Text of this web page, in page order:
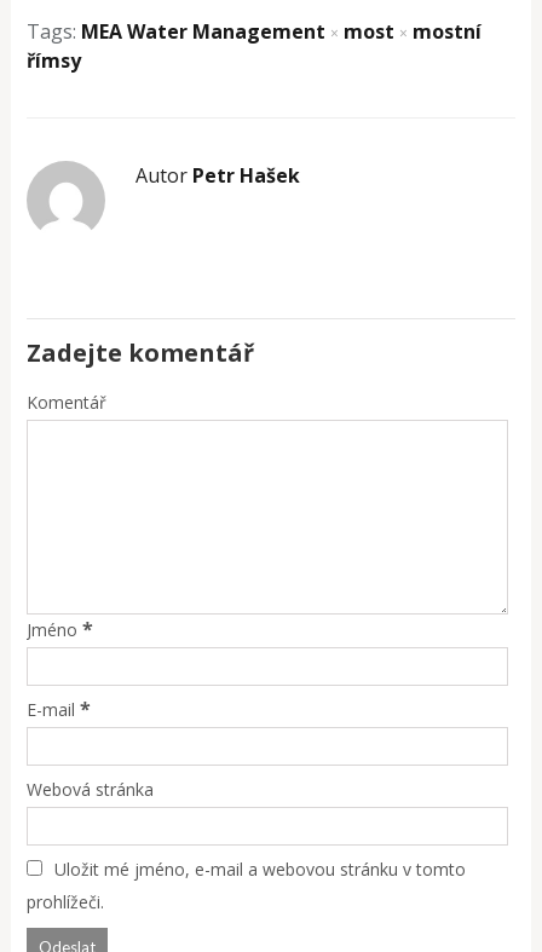
Tags: MEA Water Management × most × mostní
římsy
Autor Petr Hašek
Zadejte komentář
Komentář
Jméno *
E-mail *
Webová stránka
Uložit mé jméno, e-mail a webovou stránku v tomto
prohlížeči.